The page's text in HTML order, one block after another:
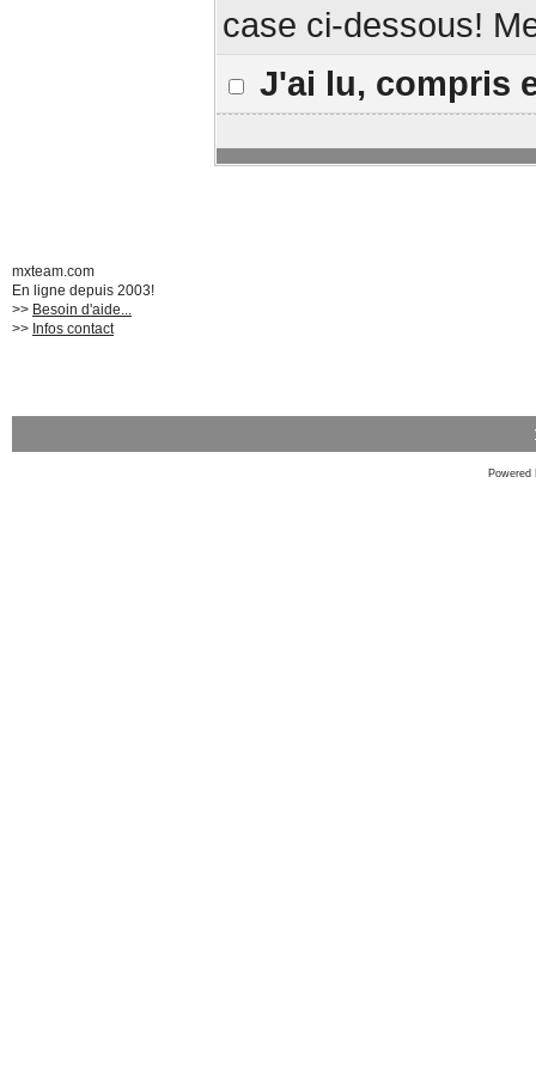
case ci-dessous!
J'ai lu, compris
mxteam.com
En ligne depuis 2003!
>> Besoin d'aide...
>> Infos contact